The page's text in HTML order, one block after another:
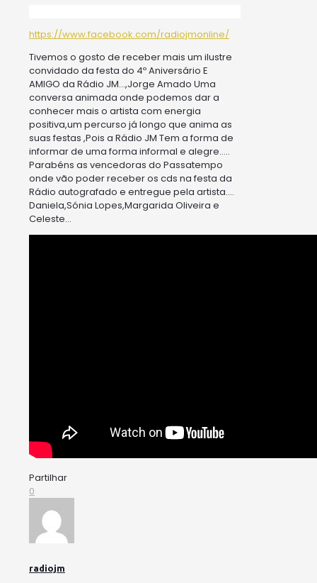
https://www.facebook.com/radiojmonline/
Tivemos o gosto de receber mais um ilustre
convidado da festa do 4º Aniversário E
AMIGO da Rádio JM…,Jorge Amado Uma
conversa animada onde podemos dar a
conhecer mais o artista com energia
positiva,um percurso já longo que anima as
suas festas ,Pois a Rádio JM Tem a forma de
informar de uma forma informal e alegre…..
Parabéns as vencedoras do Passatempo
onde vão poder receber os cds na festa da
Rádio autografado e entregue pela artista….
Daniela,Sónia Lopes,Margarida Oliveira e
Celeste…
Partilhar
0
radiojm